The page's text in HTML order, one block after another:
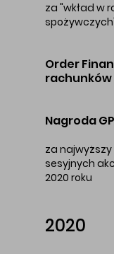
za "wkład w
Order
rachunków
Nagroda
za
sesyjnych
2020 roku
2020